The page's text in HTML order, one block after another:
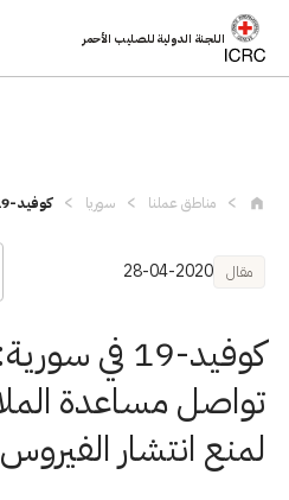
اللجنة الدولية للصليب الأحمر
مناطق عملنا سوريا كوفيد-19 في سورية: اللجنة الدولية تواصل ...
مقال 28-04-2020
كوفيد-19 في
تواصل مساعدة
لمنع انتشار الفيروس